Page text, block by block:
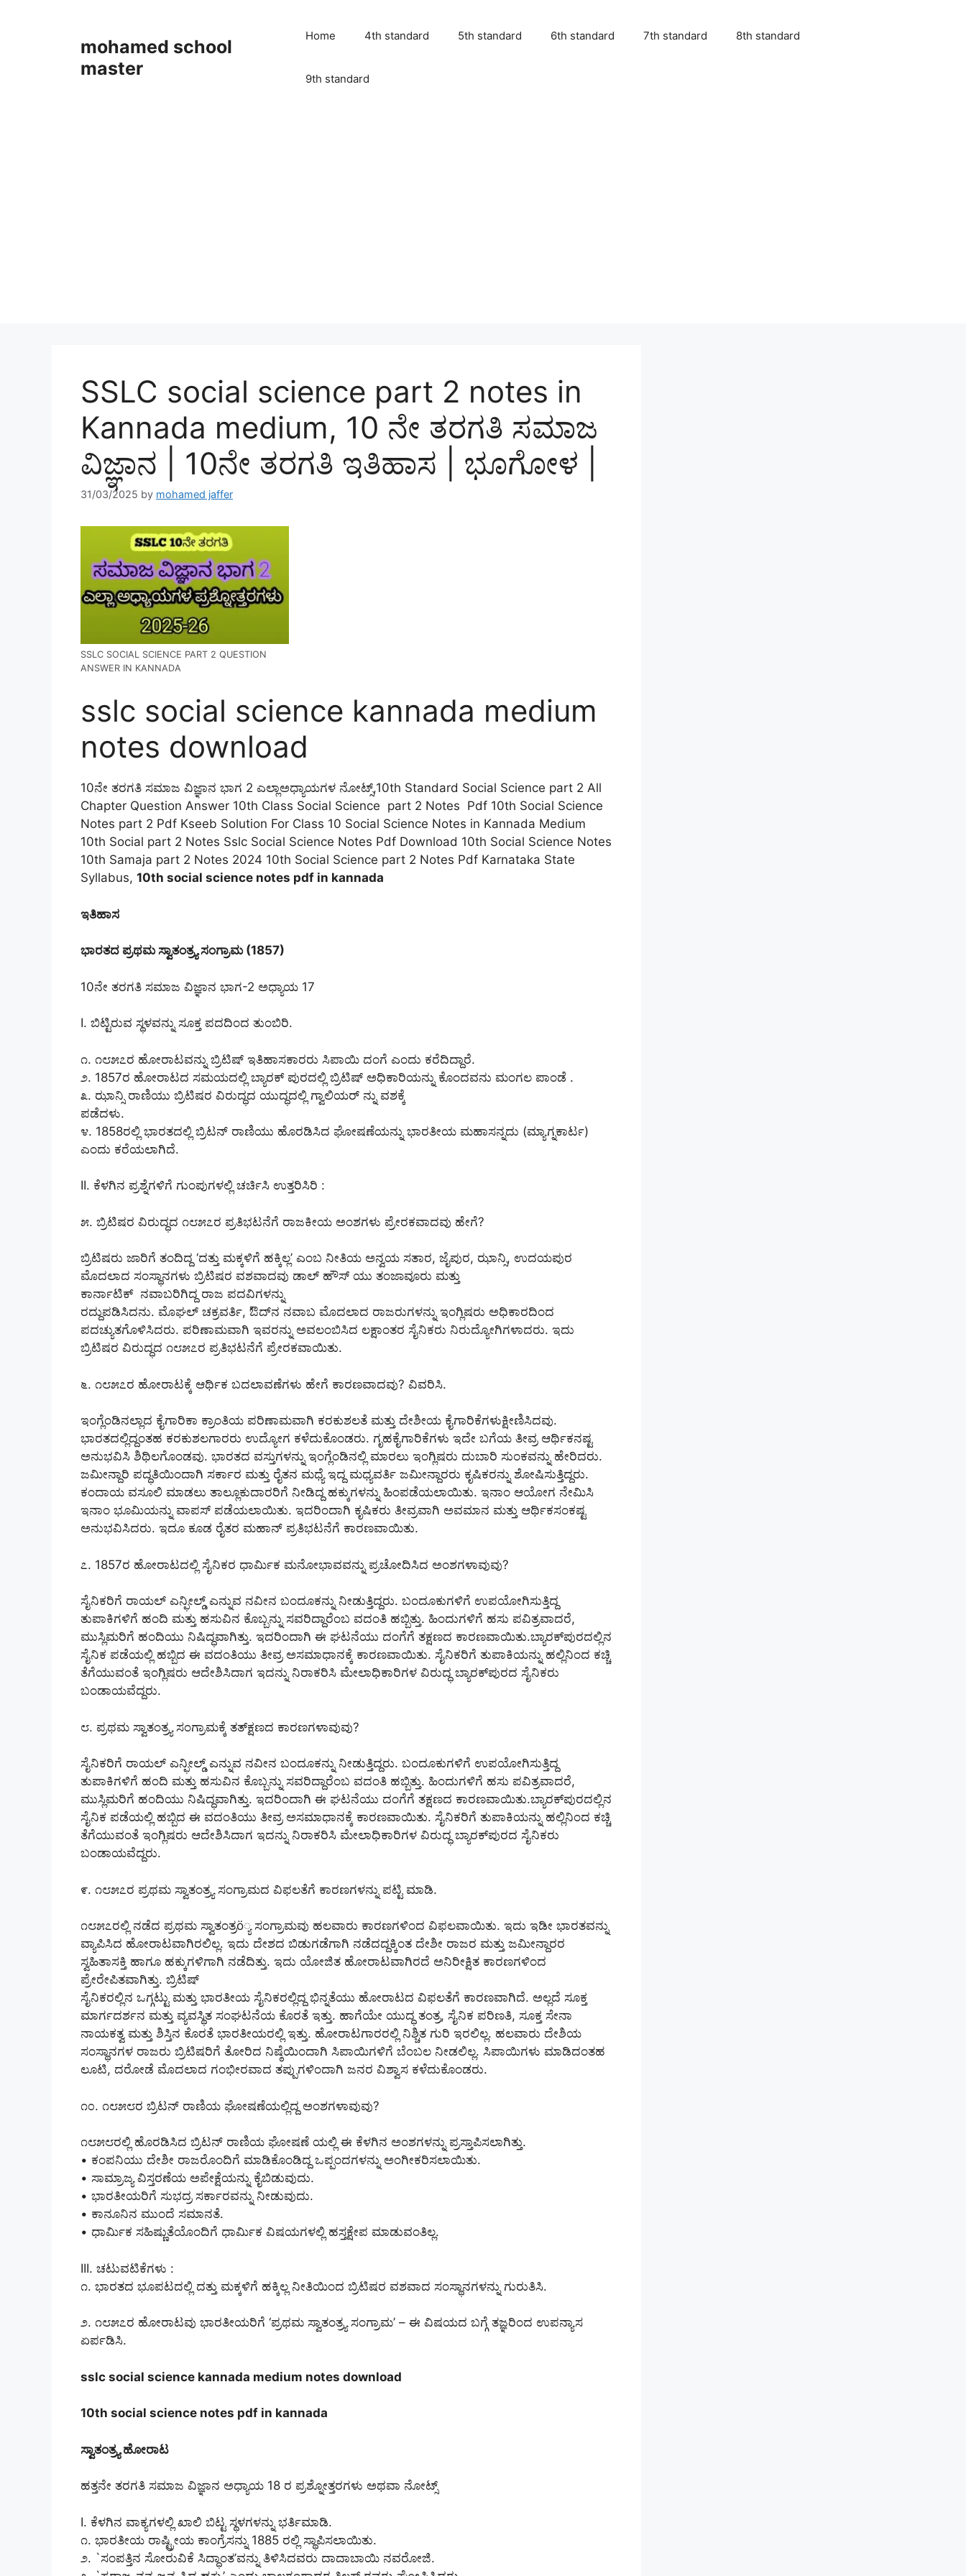
mohamed school
master
Home 4th standard 5th standard 6th standard 7th standard 8th standard
9th standard
SSLC social science part 2 notes in
Kannada medium, 10 ನೇ ತರಗತಿ ಸಮಾಜ
ವಿಜ್ಞಾನ | 10ನೇ ತರಗತಿ ಇತಿಹಾಸ | ಭೂಗೋಳ |
31/03/2025 by mohamed jaffer
SSLC SOCIAL SCIENCE PART 2 QUESTION
ANSWER IN KANNADA
sslc social science kannada medium
notes download
10ನೇ ತರಗತಿ ಸಮಾಜ ವಿಜ್ಞಾನ‌ ಭಾಗ 2 ಎಲ್ಲಾಅಧ್ಯಾಯಗಳ ನೋಟ್ಸ್,10th Standard Social Science part 2 All
Chapter Question Answer 10th Class Social Science part 2 Notes Pdf 10th Social Science
Notes part 2 Pdf Kseeb Solution For Class 10 Social Science Notes in Kannada Medium
10th Social part 2 Notes Sslc Social Science Notes Pdf Download 10th Social Science Notes
10th Samaja part 2 Notes 2024 10th Social Science part 2 Notes Pdf Karnataka State
Syllabus, 10th social science notes pdf in kannada
ಇತಿಹಾಸ
ಭಾರತದ ಪ್ರಥಮ ಸ್ವಾತಂತ್ರ್ಯ ಸಂಗ್ರಾಮ (1857)
10ನೇ ತರಗತಿ ಸಮಾಜ ವಿಜ್ಞಾನ ಭಾಗ-2 ಅಧ್ಯಾಯ 17
I. ಬಿಟ್ಟಿರುವ ಸ್ಥಳವನ್ನು ಸೂಕ್ತ ಪದದಿಂದ ತುಂಬಿರಿ.
೧. ೧೮೫೭ರ ಹೋರಾಟವನ್ನು ಬ್ರಿಟಿಷ್ ಇತಿಹಾಸಕಾರರು ಸಿಪಾಯಿ ದಂಗೆ ಎಂದು ಕರೆದಿದ್ದಾರೆ.
೨. 1857ರ ಹೋರಾಟದ ಸಮಯದಲ್ಲಿ ಬ್ಯಾರಕ್ ಪುರದಲ್ಲಿ ಬ್ರಿಟಿಷ್ ಅಧಿಕಾರಿಯನ್ನು ಕೊಂದವನು ಮಂಗಲ ಪಾಂಡೆ .
೩. ಝಾನ್ಸಿ ರಾಣಿಯು ಬ್ರಿಟಿಷರ ವಿರುದ್ಧದ ಯುದ್ಧದಲ್ಲಿ ಗ್ವಾಲಿಯರ್ ನ್ನು ವಶಕ್ಕೆ
ಪಡೆದಳು.
೪. 1858ರಲ್ಲಿ ಭಾರತದಲ್ಲಿ ಬ್ರಿಟನ್ ರಾಣಿಯು ಹೊರಡಿಸಿದ ಘೋಷಣೆಯನ್ನು ಭಾರತೀಯ ಮಹಾಸನ್ನದು (ಮ್ಯಾಗ್ನಕಾರ್ಟ)
ಎಂದು ಕರೆಯಲಾಗಿದೆ.
II. ಕೆಳಗಿನ ಪ್ರಶ್ನೆಗಳಿಗೆ ಗುಂಪುಗಳಲ್ಲಿ ಚರ್ಚಿಸಿ ಉತ್ತರಿಸಿರಿ :
೫. ಬ್ರಿಟಿಷರ ವಿರುದ್ಧದ ೧೮೫೭ರ ಪ್ರತಿಭಟನೆಗೆ ರಾಜಕೀಯ ಅಂಶಗಳು ಪ್ರೇರಕವಾದವು ಹೇಗೆ?
ಬ್ರಿಟಿಷರು ಜಾರಿಗೆ ತಂದಿದ್ದ ‘ದತ್ತು ಮಕ್ಕಳಿಗೆ ಹಕ್ಕಿಲ್ಲ’ ಎಂಬ ನೀತಿಯ ಅನ್ವಯ ಸತಾರ, ಜೈಪುರ, ಝಾನ್ಸಿ, ಉದಯಪುರ
ಮೊದಲಾದ ಸಂಸ್ಥಾನಗಳು ಬ್ರಿಟಿಷರ ವಶವಾದವು ಡಾಲ್ ಹೌಸ್ ಯು ತಂಜಾವೂರು ಮತ್ತು
ಕಾರ್ನಾಟಿಕ್ ನವಾಬರಿಗಿದ್ದ ರಾಜ ಪದವಿಗಳನ್ನು
ರದ್ದುಪಡಿಸಿದನು. ಮೊಘಲ್ ಚಕ್ರವರ್ತಿ, ಔದ್‌ನ ನವಾಬ ಮೊದಲಾದ ರಾಜರುಗಳನ್ನು ಇಂಗ್ಲಿಷರು ಅಧಿಕಾರದಿಂದ
ಪದಚ್ಯುತಗೊಳಿಸಿದರು. ಪರಿಣಾಮವಾಗಿ ಇವರನ್ನು ಅವಲಂಬಿಸಿದ ಲಕ್ಷಾಂತರ ಸೈನಿಕರು ನಿರುದ್ಯೋಗಿಗಳಾದರು. ಇದು
ಬ್ರಿಟಿಷರ ವಿರುದ್ಧದ ೧೮೫೭ರ ಪ್ರತಿಭಟನೆಗೆ ಪ್ರೇರಕವಾಯಿತು.
೬. ೧೮೫೭ರ ಹೋರಾಟಕ್ಕೆ ಆರ್ಥಿಕ ಬದಲಾವಣೆಗಳು ಹೇಗೆ ಕಾರಣವಾದವು? ವಿವರಿಸಿ.
ಇಂಗ್ಲೆಂಡಿನಲ್ಲಾದ ಕೈಗಾರಿಕಾ ಕ್ರಾಂತಿಯ ಪರಿಣಾಮವಾಗಿ ಕರಕುಶಲತೆ ಮತ್ತು ದೇಶೀಯ ಕೈಗಾರಿಕೆಗಳುಕ್ಷೀಣಿಸಿದವು.
ಭಾರತದಲ್ಲಿದ್ದಂತಹ ಕರಕುಶಲಗಾರರು ಉದ್ಯೋಗ ಕಳೆದುಕೊಂಡರು. ಗೃಹಕೈಗಾರಿಕೆಗಳು ಇದೇ ಬಗೆಯ ತೀವ್ರ ಆರ್ಥಿಕನಷ್ಟ
ಅನುಭವಿಸಿ ಶಿಥಿಲಗೊಂಡವು. ಭಾರತದ ವಸ್ತುಗಳನ್ನು ಇಂಗ್ಲೆಂಡಿನಲ್ಲಿ ಮಾರಲು ಇಂಗ್ಲಿಷರು ದುಬಾರಿ ಸುಂಕವನ್ನು ಹೇರಿದರು.
ಜಮೀನ್ದಾರಿ ಪದ್ಧತಿಯಿಂದಾಗಿ ಸರ್ಕಾರ ಮತ್ತು ರೈತನ ಮಧ್ಯೆ ಇದ್ದ ಮಧ್ಯವರ್ತಿ ಜಮೀನ್ದಾರರು ಕೃಷಿಕರನ್ನು ಶೋಷಿಸುತ್ತಿದ್ದರು.
ಕಂದಾಯ ವಸೂಲಿ ಮಾಡಲು ತಾಲ್ಲೂಕುದಾರರಿಗೆ ನೀಡಿದ್ದ ಹಕ್ಕುಗಳನ್ನು ಹಿಂಪಡೆಯಲಾಯಿತು. ಇನಾಂ ಆಯೋಗ ನೇಮಿಸಿ
ಇನಾಂ ಭೂಮಿಯನ್ನು ವಾಪಸ್ ಪಡೆಯಲಾಯಿತು. ಇದರಿಂದಾಗಿ ಕೃಷಿಕರು ತೀವ್ರವಾಗಿ ಅವಮಾನ ಮತ್ತು ಆರ್ಥಿಕಸಂಕಷ್ಟ
ಅನುಭವಿಸಿದರು. ಇದೂ ಕೂಡ ರೈತರ ಮಹಾನ್ ಪ್ರತಿಭಟನೆಗೆ ಕಾರಣವಾಯಿತು.
೭. 1857ರ ಹೋರಾಟದಲ್ಲಿ ಸೈನಿಕರ ಧಾರ್ಮಿಕ ಮನೋಭಾವವನ್ನು ಪ್ರಚೋದಿಸಿದ ಅಂಶಗಳಾವುವು?
ಸೈನಿಕರಿಗೆ ರಾಯಲ್ ಎನ್ಫೀಲ್ಡ್ ಎನ್ನುವ ನವೀನ ಬಂದೂಕನ್ನು ನೀಡುತ್ತಿದ್ದರು. ಬಂದೂಕುಗಳಿಗೆ ಉಪಯೋಗಿಸುತ್ತಿದ್ದ
ತುಪಾಕಿಗಳಿಗೆ ಹಂದಿ ಮತ್ತು ಹಸುವಿನ ಕೊಬ್ಬನ್ನು ಸವರಿದ್ದಾರೆಂಬ ವದಂತಿ ಹಬ್ಬಿತ್ತು. ಹಿಂದುಗಳಿಗೆ ಹಸು ಪವಿತ್ರವಾದರೆ,
ಮುಸ್ಲಿಮರಿಗೆ ಹಂದಿಯು ನಿಷಿದ್ಧವಾಗಿತ್ತು. ಇದರಿಂದಾಗಿ ಈ ಘಟನೆಯು ದಂಗೆಗೆ ತಕ್ಷಣದ ಕಾರಣವಾಯಿತು.ಬ್ಯಾರಕ್‌ಪುರದಲ್ಲಿನ
ಸೈನಿಕ ಪಡೆಯಲ್ಲಿ ಹಬ್ಬಿದ ಈ ವದಂತಿಯು ತೀವ್ರ ಅಸಮಾಧಾನಕ್ಕೆ ಕಾರಣವಾಯಿತು. ಸೈನಿಕರಿಗೆ ತುಪಾಕಿಯನ್ನು ಹಲ್ಲಿನಿಂದ ಕಚ್ಚಿ
ತೆಗೆಯುವಂತೆ ಇಂಗ್ಲಿಷರು ಆದೇಶಿಸಿದಾಗ ಇದನ್ನು ನಿರಾಕರಿಸಿ ಮೇಲಾಧಿಕಾರಿಗಳ ವಿರುದ್ಧ ಬ್ಯಾರಕ್‌ಪುರದ ಸೈನಿಕರು
ಬಂಡಾಯವೆದ್ದರು.
೮. ಪ್ರಥಮ ಸ್ವಾತಂತ್ರ್ಯ ಸಂಗ್ರಾಮಕ್ಕೆ ತತ್‌ಕ್ಷಣದ ಕಾರಣಗಳಾವುವು?
ಸೈನಿಕರಿಗೆ ರಾಯಲ್ ಎನ್ಫೀಲ್ಡ್ ಎನ್ನುವ ನವೀನ ಬಂದೂಕನ್ನು ನೀಡುತ್ತಿದ್ದರು. ಬಂದೂಕುಗಳಿಗೆ ಉಪಯೋಗಿಸುತ್ತಿದ್ದ
ತುಪಾಕಿಗಳಿಗೆ ಹಂದಿ ಮತ್ತು ಹಸುವಿನ ಕೊಬ್ಬನ್ನು ಸವರಿದ್ದಾರೆಂಬ ವದಂತಿ ಹಬ್ಬಿತ್ತು. ಹಿಂದುಗಳಿಗೆ ಹಸು ಪವಿತ್ರವಾದರೆ,
ಮುಸ್ಲಿಮರಿಗೆ ಹಂದಿಯು ನಿಷಿದ್ಧವಾಗಿತ್ತು. ಇದರಿಂದಾಗಿ ಈ ಘಟನೆಯು ದಂಗೆಗೆ ತಕ್ಷಣದ ಕಾರಣವಾಯಿತು.ಬ್ಯಾರಕ್‌ಪುರದಲ್ಲಿನ
ಸೈನಿಕ ಪಡೆಯಲ್ಲಿ ಹಬ್ಬಿದ ಈ ವದಂತಿಯು ತೀವ್ರ ಅಸಮಾಧಾನಕ್ಕೆ ಕಾರಣವಾಯಿತು. ಸೈನಿಕರಿಗೆ ತುಪಾಕಿಯನ್ನು ಹಲ್ಲಿನಿಂದ ಕಚ್ಚಿ
ತೆಗೆಯುವಂತೆ ಇಂಗ್ಲಿಷರು ಆದೇಶಿಸಿದಾಗ ಇದನ್ನು ನಿರಾಕರಿಸಿ ಮೇಲಾಧಿಕಾರಿಗಳ ವಿರುದ್ಧ ಬ್ಯಾರಕ್‌ಪುರದ ಸೈನಿಕರು
ಬಂಡಾಯವೆದ್ದರು.
೯. ೧೮೫೭ರ ಪ್ರಥಮ ಸ್ವಾತಂತ್ರ್ಯ ಸಂಗ್ರಾಮದ ವಿಫಲತೆಗೆ ಕಾರಣಗಳನ್ನು ಪಟ್ಟಿ ಮಾಡಿ.
೧೮೫೭ರಲ್ಲಿ ನಡೆದ ಪ್ರಥಮ ಸ್ವಾತಂತ್ರö್ಯ ಸಂಗ್ರಾಮವು ಹಲವಾರು ಕಾರಣಗಳಿಂದ ವಿಫಲವಾಯಿತು. ಇದು ಇಡೀ ಭಾರತವನ್ನು
ವ್ಯಾಪಿಸಿದ ಹೋರಾಟವಾಗಿರಲಿಲ್ಲ. ಇದು ದೇಶದ ಬಿಡುಗಡೆಗಾಗಿ ನಡೆದದ್ದಕ್ಕಿಂತ ದೇಶೀ ರಾಜರ ಮತ್ತು ಜಮೀನ್ದಾರರ
ಸ್ವಹಿತಾಸಕ್ತಿ ಹಾಗೂ ಹಕ್ಕುಗಳಿಗಾಗಿ ನಡೆದಿತ್ತು. ಇದು ಯೋಜಿತ ಹೋರಾಟವಾಗಿರದೆ ಅನಿರೀಕ್ಷಿತ ಕಾರಣಗಳಿಂದ
ಪ್ರೇರೇಪಿತವಾಗಿತ್ತು. ಬ್ರಿಟಿಷ್
ಸೈನಿಕರಲ್ಲಿನ ಒಗ್ಗಟ್ಟು ಮತ್ತು ಭಾರತೀಯ ಸೈನಿಕರಲ್ಲಿದ್ದ ಭಿನ್ನತೆಯು ಹೋರಾಟದ ವಿಫಲತೆಗೆ ಕಾರಣವಾಗಿದೆ. ಅಲ್ಲದೆ ಸೂಕ್ತ
ಮಾರ್ಗದರ್ಶನ ಮತ್ತು ವ್ಯವಸ್ಥಿತ ಸಂಘಟನೆಯ ಕೊರತೆ ಇತ್ತು. ಹಾಗೆಯೇ ಯುದ್ಧ ತಂತ್ರ, ಸೈನಿಕ ಪರಿಣತಿ, ಸೂಕ್ತ ಸೇನಾ
ನಾಯಕತ್ವ ಮತ್ತು ಶಿಸ್ತಿನ ಕೊರತೆ ಭಾರತೀಯರಲ್ಲಿ ಇತ್ತು. ಹೋರಾಟಗಾರರಲ್ಲಿ ನಿಶ್ಚಿತ ಗುರಿ ಇರಲಿಲ್ಲ. ಹಲವಾರು ದೇಶಿಯ
ಸಂಸ್ಥಾನಗಳ ರಾಜರು ಬ್ರಿಟಿಷರಿಗೆ ತೋರಿದ ನಿಷ್ಠೆಯಿಂದಾಗಿ ಸಿಪಾಯಿಗಳಿಗೆ ಬೆಂಬಲ ನೀಡಲಿಲ್ಲ. ಸಿಪಾಯಿಗಳು ಮಾಡಿದಂತಹ
ಲೂಟಿ, ದರೋಡೆ ಮೊದಲಾದ ಗಂಭೀರವಾದ ತಪ್ಪುಗಳಿಂದಾಗಿ ಜನರ ವಿಶ್ವಾಸ ಕಳೆದುಕೊಂಡರು.
೧೦. ೧೮೫೮ರ ಬ್ರಿಟನ್ ರಾಣಿಯ ಘೋಷಣೆಯಲ್ಲಿದ್ದ ಅಂಶಗಳಾವುವು?
೧೮೫೮ರಲ್ಲಿ ಹೊರಡಿಸಿದ ಬ್ರಿಟನ್ ರಾಣಿಯ ಘೋಷಣೆ ಯಲ್ಲಿ ಈ ಕೆಳಗಿನ ಅಂಶಗಳನ್ನು ಪ್ರಸ್ತಾಪಿಸಲಾಗಿತ್ತು.
• ಕಂಪನಿಯು ದೇಶೀ ರಾಜರೊಂದಿಗೆ ಮಾಡಿಕೊಂಡಿದ್ದ ಒಪ್ಪಂದಗಳನ್ನು ಅಂಗೀಕರಿಸಲಾಯಿತು.
• ಸಾಮ್ರಾಜ್ಯ ವಿಸ್ತರಣೆಯ ಅಪೇಕ್ಷೆಯನ್ನು ಕೈಬಿಡುವುದು.
• ಭಾರತೀಯರಿಗೆ ಸುಭದ್ರ ಸರ್ಕಾರವನ್ನು ನೀಡುವುದು.
• ಕಾನೂನಿನ ಮುಂದೆ ಸಮಾನತೆ.
• ಧಾರ್ಮಿಕ ಸಹಿಷ್ಣುತೆಯೊಂದಿಗೆ ಧಾರ್ಮಿಕ ವಿಷಯಗಳಲ್ಲಿ ಹಸ್ತಕ್ಷೇಪ ಮಾಡುವಂತಿಲ್ಲ.
III. ಚಟುವಟಿಕೆಗಳು :
೧. ಭಾರತದ ಭೂಪಟದಲ್ಲಿ ದತ್ತು ಮಕ್ಕಳಿಗೆ ಹಕ್ಕಿಲ್ಲ ನೀತಿಯಿಂದ ಬ್ರಿಟಿಷರ ವಶವಾದ ಸಂಸ್ಥಾನಗಳನ್ನು ಗುರುತಿಸಿ.
೨. ೧೮೫೭ರ ಹೋರಾಟವು ಭಾರತೀಯರಿಗೆ ‘ಪ್ರಥಮ ಸ್ವಾತಂತ್ರ್ಯ ಸಂಗ್ರಾಮ’ – ಈ ವಿಷಯದ ಬಗ್ಗೆ ತಜ್ಞರಿಂದ ಉಪನ್ಯಾಸ
ಏರ್ಪಡಿಸಿ.
sslc social science kannada medium notes download
10th social science notes pdf in kannada
ಸ್ವಾತಂತ್ರ್ಯ ಹೋರಾಟ
ಹತ್ತನೇ ತರಗತಿ ಸಮಾಜ ವಿಜ್ಞಾನ ಅಧ್ಯಾಯ 18 ರ ಪ್ರಶ್ನೋತ್ತರಗಳು ಅಥವಾ ನೋಟ್ಸ್
I. ಕೆಳಗಿನ ವಾಕ್ಯಗಳಲ್ಲಿ ಖಾಲಿ ಬಿಟ್ಟ ಸ್ಥಳಗಳನ್ನು ಭರ್ತಿಮಾಡಿ.
೧. ಭಾರತೀಯ ರಾಷ್ಟ್ರೀಯ ಕಾಂಗ್ರೆಸನ್ನು 1885 ರಲ್ಲಿ ಸ್ಥಾಪಿಸಲಾಯಿತು.
೨. `ಸಂಪತ್ತಿನ ಸೋರುವಿಕೆ ಸಿದ್ಧಾಂತ’ವನ್ನು ತಿಳಿಸಿದವರು ದಾದಾಬಾಯಿ ನವರೋಜಿ.